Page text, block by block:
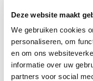
Deze website maakt
We gebruiken cookies
personaliseren, om
en om ons
informatie over uw
partners voor social
Häufig